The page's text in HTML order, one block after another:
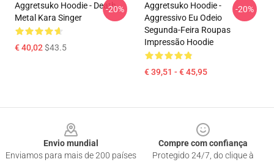
Aggretsuko Hoodie - Death
Metal Kara Singer
€ 40,02$43.5
-20%
Aggretsuko Hoodie -
Aggressivo Eu Odeio
Segunda-Feira Roupas
Impressão Hoodie
€ 39,51 - € 45,95
-20%
Envio mundial
Enviamos para mais de 200 países
Compre com confiança
Protegido 24/7, do clique à